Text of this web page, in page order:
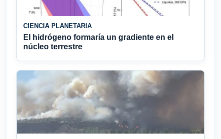
CIENCIA PLANETARIA
El hidrógeno formaría un gradiente en el
núcleo terrestre